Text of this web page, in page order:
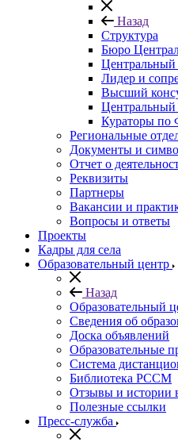
Назад
Структура
Бюро
Центральный
Лидер и
Высший
Центральный
Кураторы по
Региональные
Документы и
Отчет о
Реквизиты
Партнеры
Вакансии и
Вопросы и ответы
Проекты
Кадры для села
Образовательный центр
Назад
Образовательный
Сведения об
Доска объявлений
Образовательные
Система
Библиотека РССМ
Отзывы и истории
Полезные ссылки
Пресс-служба